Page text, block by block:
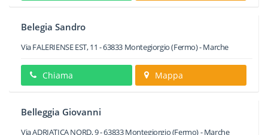
Belegia Sandro
Via FALERIENSE EST, 11 -63833 Montegiorgio(Fermo) -Marche
Chiama Mappa
Belleggia Giovanni
Via ADRIATICA NORD, 9-63833Montegiorgio(Fermo) -Marche